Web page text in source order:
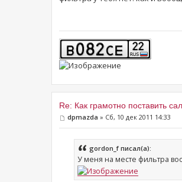
Re: Как грамотно поставить
dpmazda » Сб, 10 дек 2011 14:33
gordon_f писал(а):
У меня на месте фильтра